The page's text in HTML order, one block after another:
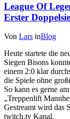
League Of
Erster
Von Lars inBlog
Heute startete die
Siegen Bisons
einem 2:0 klar
die Spiele ohne
So kann es gerne
„Treppenlift
Gestreamt wird das
twitch.tv Kanal.